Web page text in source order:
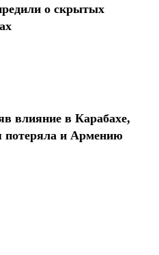
о скрытых
влияние в Карабахе,
потеряла и Армению